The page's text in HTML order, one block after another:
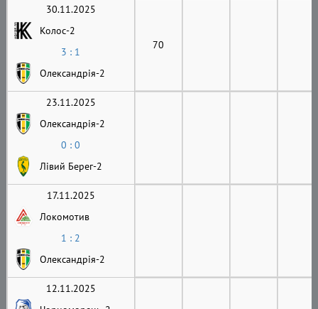
30.11.2025
Колос-2
3 : 1
Олександрія-2
70
23.11.2025
Олександрія-2
0 : 0
Лівий Берег-2
17.11.2025
Локомотив
1 : 2
Олександрія-2
12.11.2025